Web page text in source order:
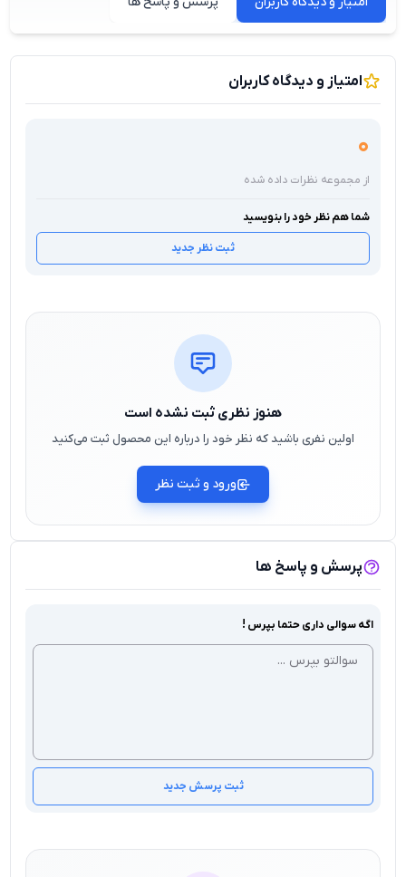
امتیاز و دیدگاه کاربران
0
از مجموعه نظرات داده شده
شما هم نظر خود را بنویسید
ثبت نظر جدید
هنوز نظری ثبت نشده است
اولین نفری باشید که نظر خود را درباره این محصول ثبت می‌کنید
ورود و ثبت نظر
پرسش و پاسخ ها
اگه سوالی داری حتما بپرس !
ثبت پرسش جدید